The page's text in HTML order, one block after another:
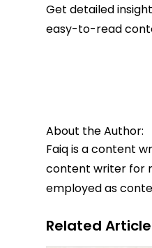
Get detailed
easy-to-read
About the Author:
Faiq is a content
content writer for
employed as
Related